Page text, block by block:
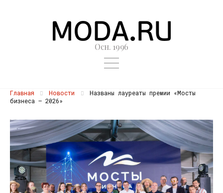
Осн. 1996
Главная Новости
Названы лауреаты премии «Мосты
бизнеса – 2026»